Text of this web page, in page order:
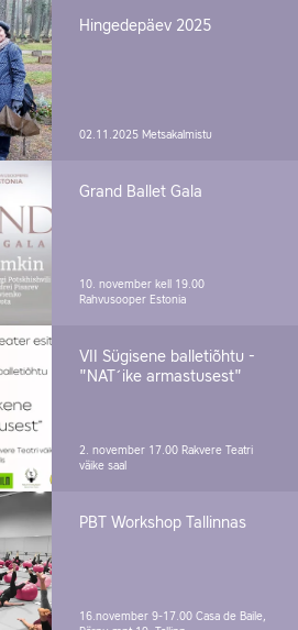
Hingedepäev 2025
02.11.2025 Metsakalmistu
Grand Ballet Gala
10. november kell 19.00
Rahvusooper Estonia
VII Sügisene balletiõhtu -
"NAT´ike armastusest"
2. november 17.00 Rakvere Teatri
väike saal
PBT Workshop Tallinnas
16.november 9-17.00 Casa de Baile,